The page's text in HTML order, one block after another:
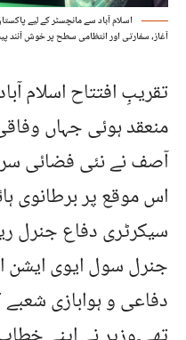
اسلام آباد سے مانچسٹر کے لیے
آغاز، سفارتی اور انتظامی سطح پر خوش آئند
تقریبِ افتتاح اسلام
منعقد ہوئی جہاں
آصف نے نئی فضائی
اس موقع پر برطانوی
سیکرٹری دفاع جنرل
جنرل سول ایوی ایشن
دفاعی و ہوابازی